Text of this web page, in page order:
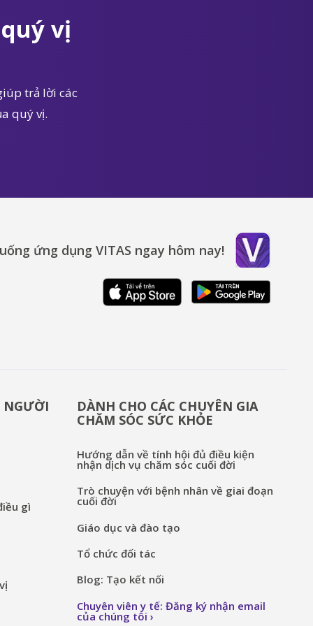
vị
trả lời các
quý vị.
ứng dụng VITAS ngay hôm nay!
NGƯỜI
gì
DÀNH CHO CÁC CHUYÊN GIA
CHĂM SÓC SỨC KHỎE
Hướng dẫn về tính hội đủ điều kiện
nhận dịch vụ chăm sóc cuối đời
Trò chuyện với bệnh nhân về giai đoạn
cuối đời
Giáo dục và đào tạo
Tổ chức đối tác
Blog: Tạo kết nối
Chuyên viên y tế: Đăng ký nhận email
của chúng tôi